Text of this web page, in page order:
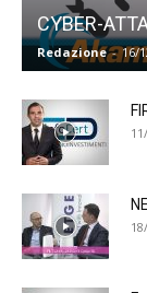
CYBER-
Redazione - 16/